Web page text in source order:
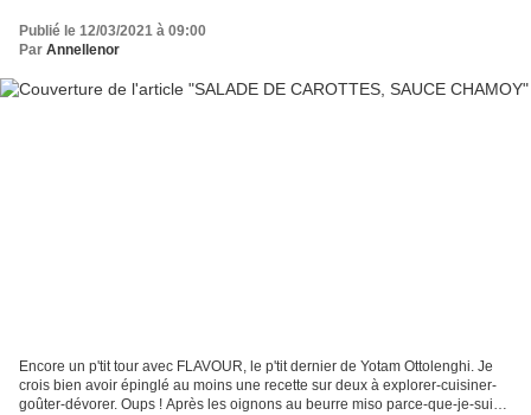
Publié le 12/03/2021 à 09:00
Par Annellenor
Encore un p'tit tour avec FLAVOUR, le p'tit dernier de Yotam Ottolenghi. Je
crois bien avoir épinglé au moins une recette sur deux à explorer-cuisiner-
goûter-dévorer. Oups ! Après les oignons au beurre miso parce-que-je-suis-